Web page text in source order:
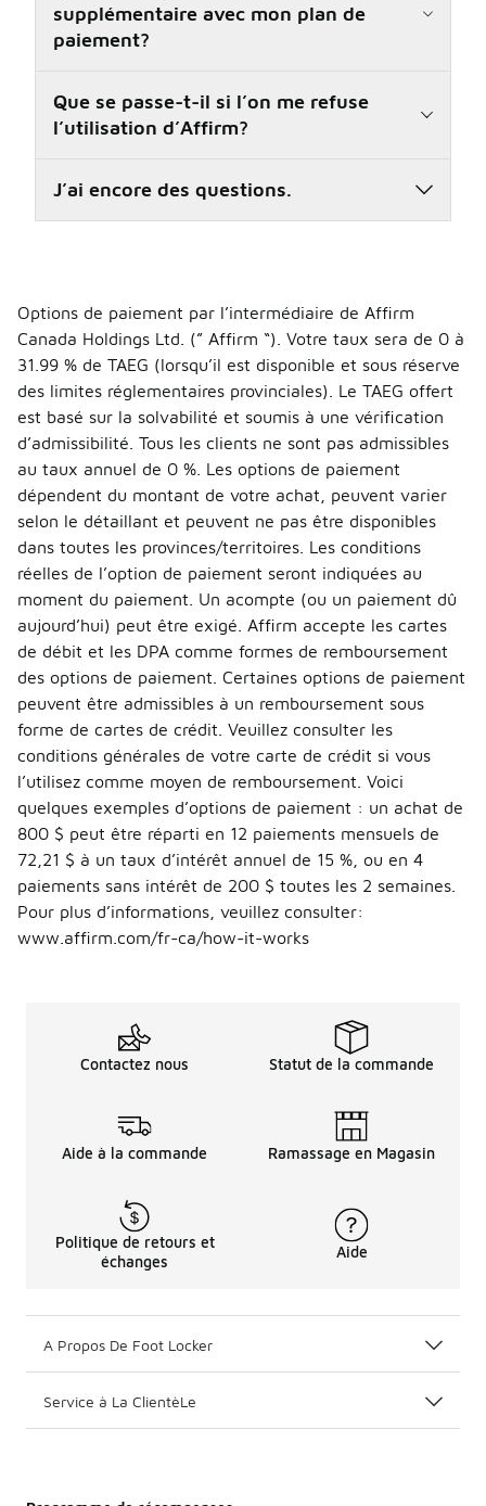
supplémentaire avec mon plan de
paiement?
Que se passe-t-il si l’on me refuse
l’utilisation d’Affirm?
J’ai encore des questions.
Options de paiement par l’intermédiaire de Affirm
Canada Holdings Ltd. (” Affirm “). Votre taux sera de 0 à
31.99 % de TAEG (lorsqu’il est disponible et sous réserve
des limites réglementaires provinciales). Le TAEG offert
est basé sur la solvabilité et soumis à une vérification
d’admissibilité. Tous les clients ne sont pas admissibles
au taux annuel de 0 %. Les options de paiement
dépendent du montant de votre achat, peuvent varier
selon le détaillant et peuvent ne pas être disponibles
dans toutes les provinces/territoires. Les conditions
réelles de l’option de paiement seront indiquées au
moment du paiement. Un acompte (ou un paiement dû
aujourd’hui) peut être exigé. Affirm accepte les cartes
de débit et les DPA comme formes de remboursement
des options de paiement. Certaines options de paiement
peuvent être admissibles à un remboursement sous
forme de cartes de crédit. Veuillez consulter les
conditions générales de votre carte de crédit si vous
l’utilisez comme moyen de remboursement. Voici
quelques exemples d’options de paiement : un achat de
800 $ peut être réparti en 12 paiements mensuels de
72,21 $ à un taux d’intérêt annuel de 15 %, ou en 4
paiements sans intérêt de 200 $ toutes les 2 semaines.
Pour plus d’informations, veuillez consulter:
www.affirm.com/fr-ca/how-it-works
Contactez nous Statut de la commande
Aide à la commande Ramassage en Magasin
Politique de retours et
échanges
Aide
A Propos De Foot Locker
Service à La ClientèLe